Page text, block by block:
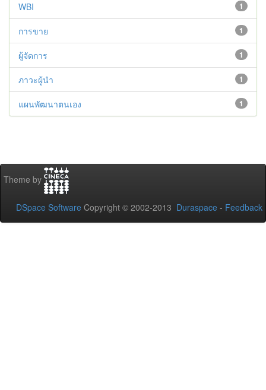
1
WBI
1
การขาย
1
ผู้จัดการ
1
ภาวะผู้นำ
1
แผนพัฒนาตนเอง
Theme by
DSpace Software Copyright © 2002-2013 Duraspace - Feedback